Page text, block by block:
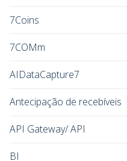
7Coins
7COMm
AIDataCapture7
Antecipação de recebíveis
API Gateway/ API
BI